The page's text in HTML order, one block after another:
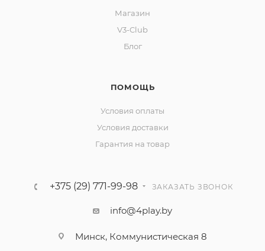
Магазин
V3-Club
Блог
ПОМОЩЬ
Условия оплаты
Условия доставки
Гарантия на товар
+375 (29) 771-99-98 ЗАКАЗАТЬ ЗВОНОК
info@4play.by
Минск, Коммунистическая 8